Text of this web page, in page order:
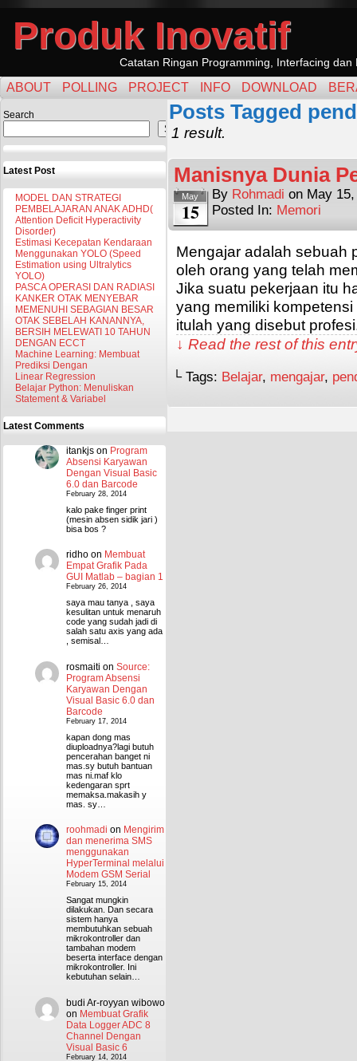
Produk Inovatif
Catatan Ringan Programming, Interfacing dan
ABOUT POLLING PROJECT INFO DOWNLOAD
Search
Search
Latest Post
MODEL DAN STRATEGI
PEMBELAJARAN ANAK ADHD(
Attention Deficit Hyperactivity
Disorder)
Estimasi Kecepatan Kendaraan
Menggunakan YOLO (Speed
Estimation using Ultralytics
YOLO)
PASCA OPERASI DAN RADIASI
KANKER OTAK MENYEBAR
MEMENUHI SEBAGIAN BESAR
OTAK SEBELAH KANANNYA,
BERSIH MELEWATI 10 TAHUN
DENGAN ECCT
Machine Learning: Membuat
Prediksi Dengan
Linear Regression
Belajar Python: Menuliskan
Statement & Variabel
Latest Comments
itankjs on Program
Absensi Karyawan
Dengan Visual Basic
6.0 dan Barcode
February 28, 2014
kalo pake finger print
(mesin absen sidik jari )
bisa bos ?
ridho on Membuat
Empat Grafik Pada
GUI Matlab – bagian 1
February 26, 2014
saya mau tanya , saya
kesulitan untuk menaruh
code yang sudah jadi di
salah satu axis yang ada
, semisal…
rosmaiti on Source:
Program Absensi
Karyawan Dengan
Visual Basic 6.0 dan
Barcode
February 17, 2014
kapan dong mas
diuploadnya?lagi butuh
pencerahan banget ni
mas.sy butuh bantuan
mas ni.maf klo
kedengaran sprt
memaksa.makasih y
mas. sy…
roohmadi on Mengirim
dan menerima SMS
menggunakan
HyperTerminal melalui
Modem GSM Serial
February 15, 2014
Sangat mungkin
dilakukan. Dan secara
sistem hanya
membutuhkan sebuah
mikrokontroller dan
tambahan modem
beserta interface dengan
mikrokontroller. Ini
kebutuhan selain…
budi Ar-royyan wibowo
on Membuat Grafik
Data Logger ADC 8
Channel Dengan
Visual Basic 6
February 14, 2014
Posts Tagged
1 result.
Manisnya Dunia
May
15
By Rohmadi on May 15,
Posted In: Memori
Mengajar adalah sebuah
oleh orang yang telah
Jika suatu pekerjaan itu
yang memiliki
itulah yang disebut
↓ Read the rest of this
└ Tags: Belajar, mengajar,